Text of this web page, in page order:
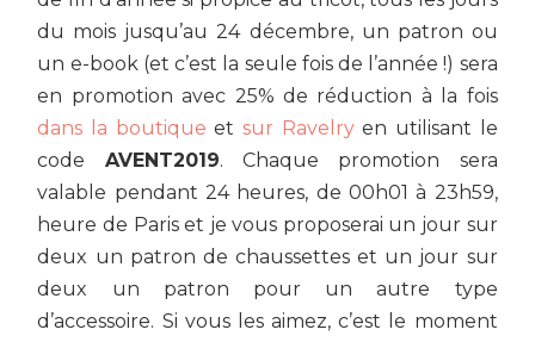
du mois jusqu’au 24 décembre, un patron ou
un e-book (et c’est la seule fois de l’année !) sera
en promotion avec 25% de réduction à la fois
dans la boutique etsur Ravelryen utilisant le
code AVENT2019. Chaque promotion sera
valable pendant 24 heures, de 00h01 à 23h59,
heure de Paris et je vous proposerai un jour sur
deux un patron de chaussettes et un jour sur
deux un patron pour un autre type
d’accessoire. Si vous les aimez, c’est le moment